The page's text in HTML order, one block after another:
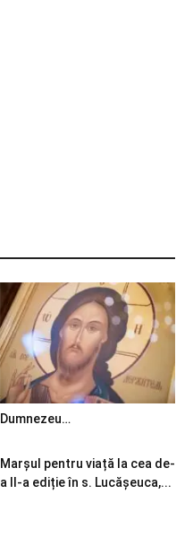
Dumnezeu…
Marșul pentru viață la cea de-
a II-a ediție în s. Lucășeuca,...